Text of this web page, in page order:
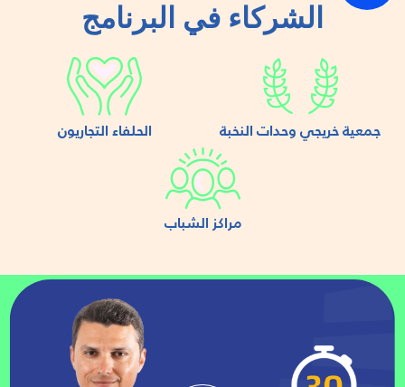
الشركاء في البرنامج
جمعية خريجي وحدات النخبة الحلفاء التجاريون
مراكز الشباب